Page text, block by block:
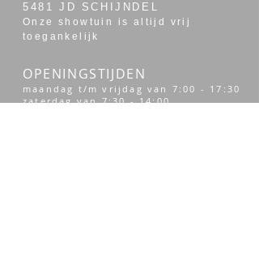
5481 JD SCHIJNDEL
Onze showtuin is altijd vrij
toegankelijk
OPENINGSTIJDEN
maandag t/m vrijdag van 7:00 - 17:30
zaterdag van 7:30 - 14:00